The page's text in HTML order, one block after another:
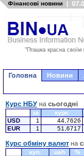
Фінансові новини |
"Пташка красна
Головна Новини
Курс НБУ на сьогодні
за курс
USD
1 44,7626
EUR
1 51,6717
Курс обміну валют на
куп. uah %